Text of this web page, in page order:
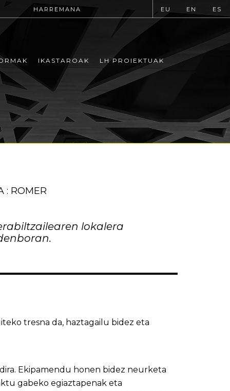
HARREMANA EU EN ES
IKASTAROAK LH PROIEKTUAK
: ROMER
lokalera
tresna da, haztagailu bidez eta
Ekipamendu honen bidez neurketa
gabeko egiaztapenak eta